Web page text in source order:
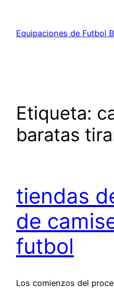
contenido
Equipaciones de Futbol
Etiqueta:
baratas
tiendas
de
futbol
Los comienzos del